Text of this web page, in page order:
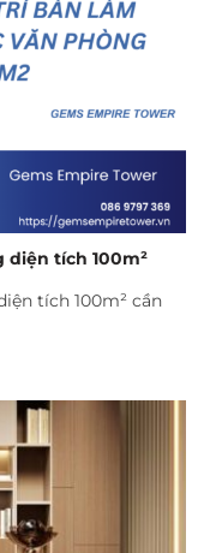
diện tích 100m²
tích 100m² cần